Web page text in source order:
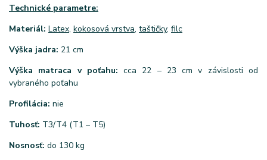
Technické parametre:
Materiál: Latex, kokosová vrstva, taštičky, filc
Výška jadra: 21 cm
Výška matraca v poťahu: cca 22 – 23 cm v závislosti od
vybraného poťahu
Profilácia: nie
Tuhosť: T3/T4 (T1 – T5)
Nosnosť: do 130 kg